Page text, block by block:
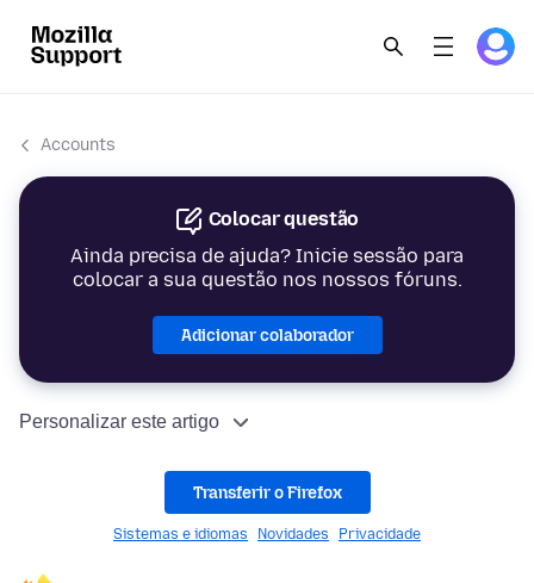
Accounts
Colocar questão
Ainda precisa de ajuda? Inicie sessão para
colocar a sua questão nos nossos fóruns.
Adicionar colaborador
Personalizar este artigo
Transferir o Firefox
Sistemas e idiomas Novidades Privacidade